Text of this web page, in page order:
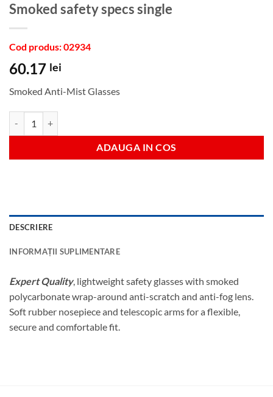
Smoked safety specs single
Cod produs: 02934
60.17 lei
Smoked Anti-Mist Glasses
ADAUGA IN COS
DESCRIERE
INFORMAȚII SUPLIMENTARE
Expert Quality, lightweight safety glasses with smoked
polycarbonate wrap-around anti-scratch and anti-fog lens.
Soft rubber nosepiece and telescopic arms for a flexible,
secure and comfortable fit.